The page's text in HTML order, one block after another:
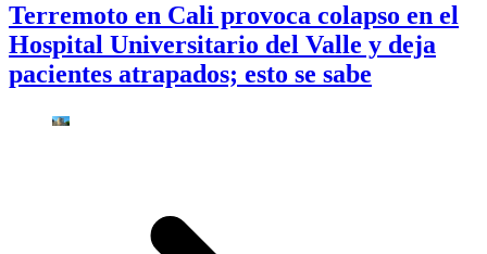
Terremoto en Cali provoca colapso en el
Hospital Universitario del Valle y deja
pacientes atrapados; esto se sabe